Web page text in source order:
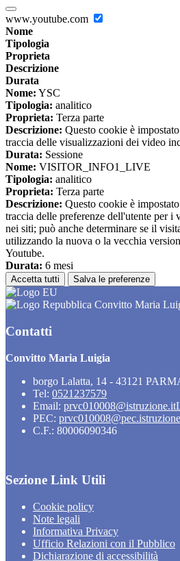
www.youtube.com
Nome
Tipologia
Proprieta
Descrizione
Durata
Nome: YSC
Tipologia: analitico
Proprieta: Terza parte
Descrizione: Questo cookie è
traccia delle visualizzazioni dei video
Durata: Sessione
Nome: VISITOR_INFO1_LIVE
Tipologia: analitico
Proprieta: Terza parte
Descrizione: Questo cookie è
traccia delle preferenze dell'utente per i
nei siti; può anche determinare se il
utilizzando la nuova o la vecchia
Youtube.
Durata: 6 mesi
Accetta tutti Salva le preferenze
Convitto Maria
Contatti
Convitto Maria Luigia
borgo Lalatta, 14 - 43121
Tel: 0521237579
Email: prvc010008@istruzione.it
PEC:
C.F.: 80006090346
Sezione Link Utili
Cookie policy
Note legali
Informativa Privacy
Ufficio Relazioni con il Pubblico
Dichiarazione di accessibilità